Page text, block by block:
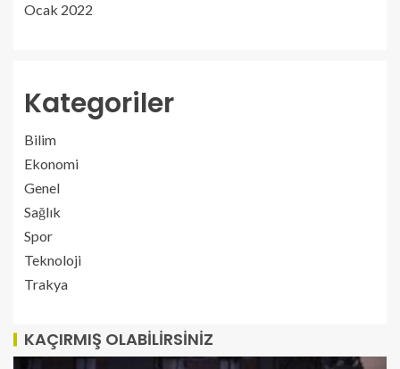
Ocak 2022
Kategoriler
Bilim
Ekonomi
Genel
Sağlık
Spor
Teknoloji
Trakya
KAÇIRMIŞ OLABILIRSINIZ